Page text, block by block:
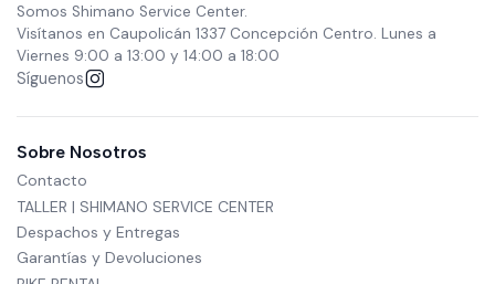
Somos Shimano Service Center.
Visítanos en Caupolicán 1337 Concepción Centro. Lunes a
Viernes 9:00 a 13:00 y 14:00 a 18:00
Síguenos
Sobre Nosotros
Contacto
TALLER | SHIMANO SERVICE CENTER
Despachos y Entregas
Garantías y Devoluciones